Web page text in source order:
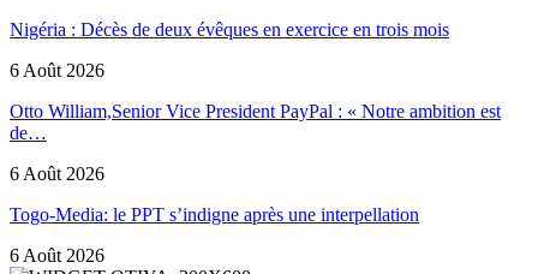
Nigéria : Décès de deux évêques en exercice en trois mois
6 Août 2026
Otto William,Senior Vice President PayPal : « Notre ambition est
de…
6 Août 2026
Togo-Media: le PPT s’indigne après une interpellation
6 Août 2026